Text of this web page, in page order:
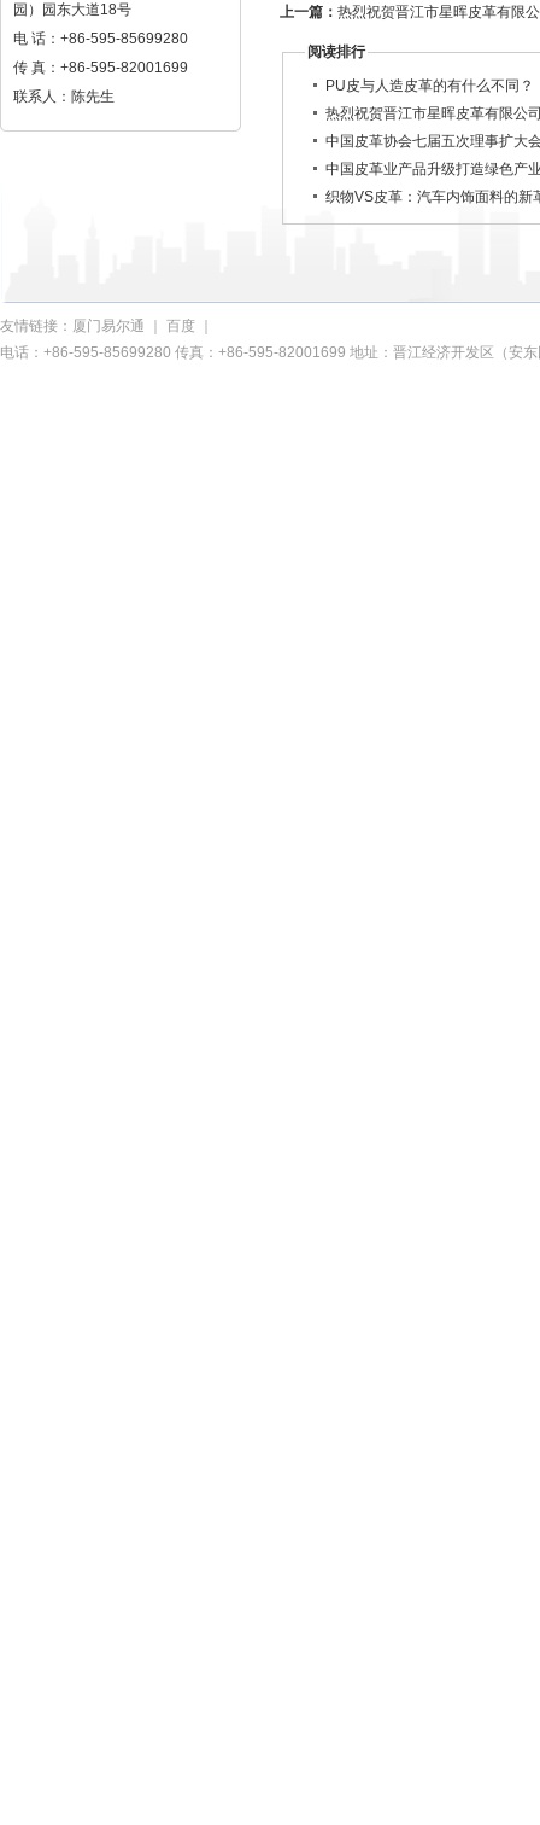
园）园东大道18号
电 话：+86-595-85699280
传 真：+86-595-82001699
联系人：陈先生
上一篇： 热烈祝贺晋江市星晖皮革有限
阅读排行
PU皮与人造皮革的有什么不同？
热烈祝贺晋江市星晖皮革有限公
中国皮革协会七届五次理事扩大
中国皮革业产品升级打造绿色产
织物VS皮革：汽车内饰面料的新
友情链接： 厦门易尔通 百度
电话：+86-595-85699280 传真：+86-595-82001699 地址：晋江经济开发区（安